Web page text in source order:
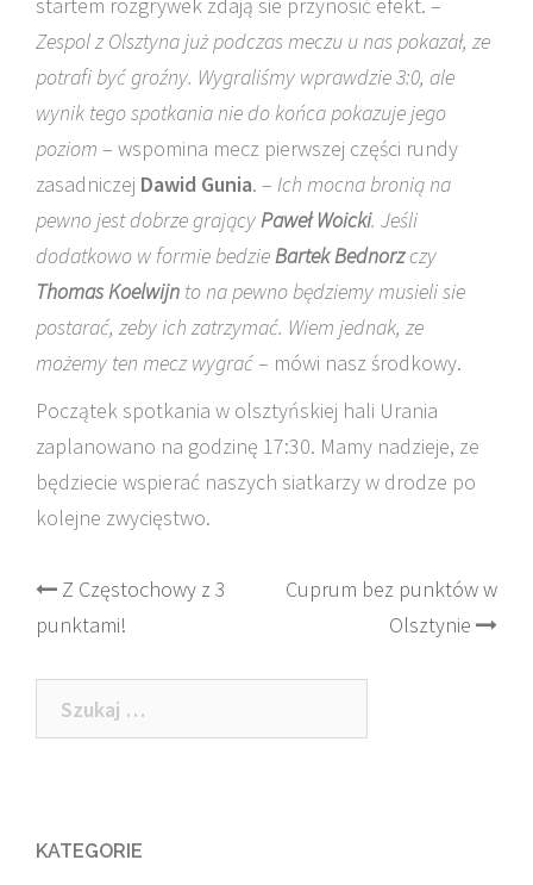
Zespol z Olsztyna już podczas meczu u nas pokazał, ze
potrafi być groźny. Wygraliśmy wprawdzie 3:0, ale
wynik tego spotkania nie do końca pokazuje jego
poziom – wspomina mecz pierwszej części rundy
zasadniczej Dawid Gunia. – Ich mocna bronią na
pewno jest dobrze grającyPaweł Woicki. Jeśli
dodatkowo w formie bedzieBartek Bednorzczy
Thomas Koelwijn to na pewno będziemy musieli sie
postarać, zeby ich zatrzymać. Wiem jednak, ze
możemy ten mecz wygrać– mówi nasz środkowy.
Początek spotkania w olsztyńskiej hali Urania
zaplanowano na godzinę 17:30. Mamy nadzieje, ze
będziecie wspierać naszych siatkarzy w drodze po
kolejne zwycięstwo.
Post
navigation
Z Częstochowy z 3
punktami!
Cuprum bez punktów w
Olsztynie
Szukaj:
KATEGORIE